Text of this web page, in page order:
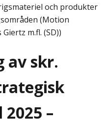
och produkter
(Motion
m.fl. (SD))
av skr.
–